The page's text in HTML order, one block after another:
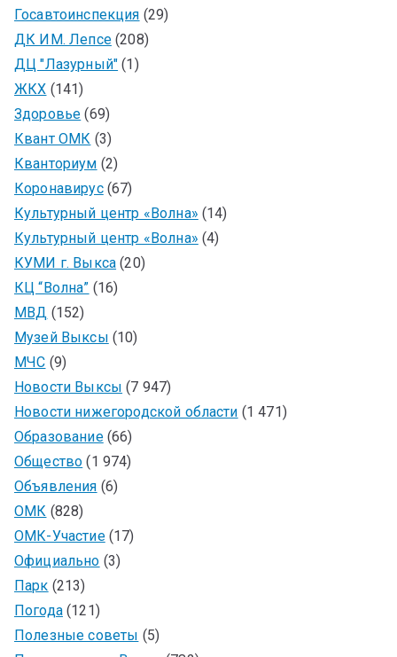
Госавтоинспекция (29)
ДК ИМ. Лепсе(208)
ДЦ "Лазурный" (1)
ЖКХ (141)
Здоровье (69)
Квант ОМК (3)
Кванториум (2)
Коронавирус(67)
Культурный центр «Волна» (14)
Культурный центр «Волна» (4)
КУМИ г. Выкса (20)
КЦ “Волна” (16)
МВД (152)
Музей Выксы (10)
МЧС (9)
Новости Выксы (7 947)
Новости нижегородской области (1 471)
Образование(66)
Общество (1 974)
Объявления (6)
ОМК (828)
ОМК-Участие(17)
Официально (3)
Парк (213)
Погода(121)
Полезные советы (5)